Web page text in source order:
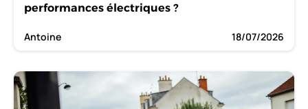
performances électriques ?
Antoine 18/07/2026